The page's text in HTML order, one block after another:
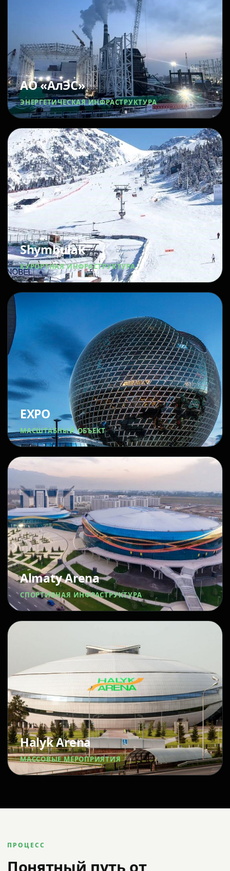
АО «АлЭС»
ЭНЕРГЕТИЧЕСКАЯ ИНФРАСТРУКТУРА
Shymbulak
КУРОРТНАЯ ИНФРАСТРУКТУРА
EXPO
МАСШТАБНЫЙ ОБЪЕКТ
Almaty Arena
СПОРТИВНАЯ ИНФРАСТРУКТУРА
Halyk Arena
МАССОВЫЕ МЕРОПРИЯТИЯ
ПРОЦЕСС
Понятный путь от